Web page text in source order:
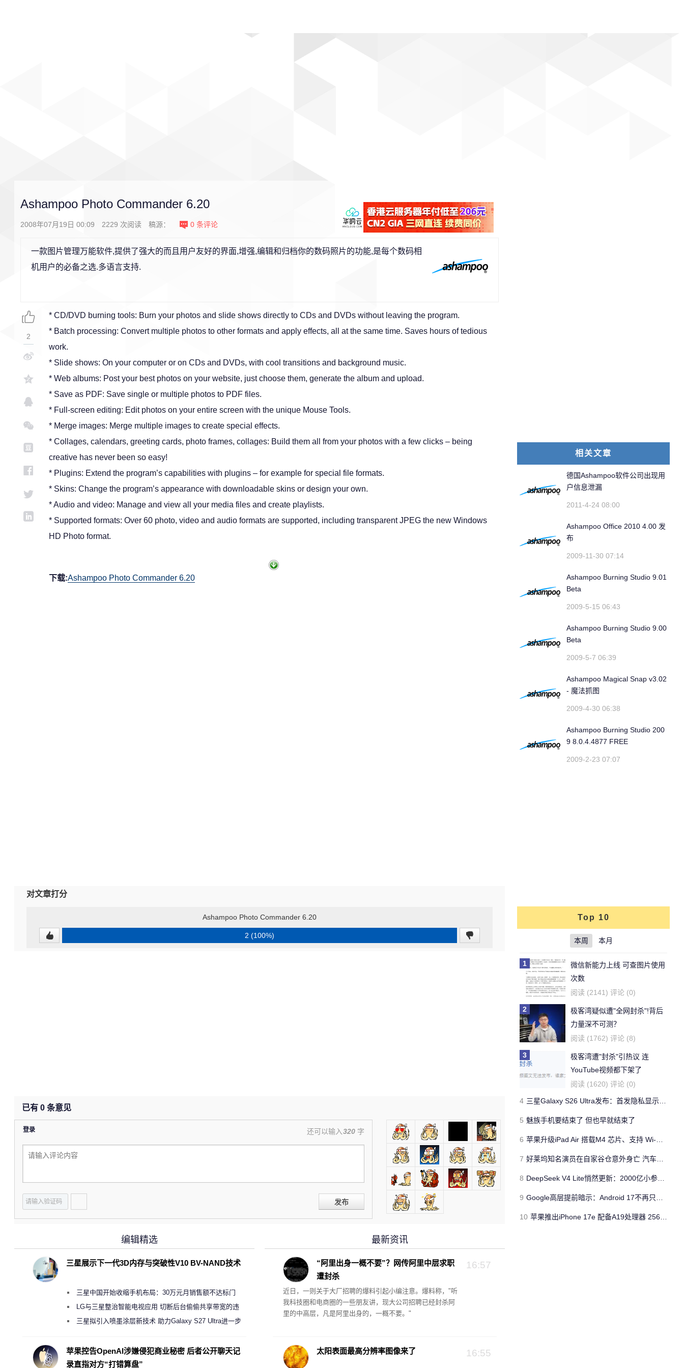
Ashampoo Photo Commander 6.20
2008年07月19日 00:09 2229 次阅读 稿源： 0 条评论
一款图片管理万能软件,提供了强大的而且用户友好的界面,增强,编辑和归档你的数码照片的功能,是每个数码相
机用户的必备之选.多语言支持.
* CD/DVD burning tools: Burn your photos and slide shows directly to CDs and DVDs without leaving the program.
* Batch processing: Convert multiple photos to other formats and apply effects, all at the same time. Saves hours of tedious
work.
* Slide shows: On your computer or on CDs and DVDs, with cool transitions and background music.
* Web albums: Post your best photos on your website, just choose them, generate the album and upload.
* Save as PDF: Save single or multiple photos to PDF files.
* Full-screen editing: Edit photos on your entire screen with the unique Mouse Tools.
* Merge images: Merge multiple images to create special effects.
* Collages, calendars, greeting cards, photo frames, collages: Build them all from your photos with a few clicks – being
creative has never been so easy!
* Plugins: Extend the program’s capabilities with plugins – for example for special file formats.
* Skins: Change the program’s appearance with downloadable skins or design your own.
* Audio and video: Manage and view all your media files and create playlists.
* Supported formats: Over 60 photo, video and audio formats are supported, including transparent JPEG the new Windows
HD Photo format.
下载:Ashampoo Photo Commander 6.20
2
对文章打分
Ashampoo Photo Commander 6.20
2 (100%)
已有 0 条意见
登录 还可以输入320 字
发布
最新资讯
16:57
“阿里出身一概不要”？网传阿里中层求职
遭封杀
近日，一则关于大厂招聘的爆料引起小编注意。爆料称，"听
我科技圈和电商圈的一些朋友讲，现大公司招聘已经封杀阿
里的中高层，凡是阿里出身的，一概不要。"
16:55
太阳表面最高分辨率图像来了
编辑精选
三星展示下一代3D内存与突破性V10 BV-NAND技术
三星中国开始收缩手机布局：30万元月销售额不达标门
店 将被逐步清退
LG与三星整治智能电视应用 切断后台偷偷共享带宽的违
规行为三星拟引入喷墨涂层新技术 助力Galaxy S27 Ultra进一步
苹果控告OpenAI涉嫌侵犯商业秘密 后者公开聊天记
录直指对方“打错算盘”
相关文章
德国Ashampoo软件公司出现用
户信息泄漏
2011-4-24 08:00
Ashampoo Office 2010 4.00 发
布
2009-11-30 07:14
Ashampoo Burning Studio 9.01
Beta
2009-5-15 06:43
Ashampoo Burning Studio 9.00
Beta
2009-5-7 06:39
Ashampoo Magical Snap v3.02
- 魔法抓图
2009-4-30 06:38
Ashampoo Burning Studio 200
9 8.0.4.4877 FREE
2009-2-23 07:07
Top 10
本周 本月
1
微信新能力上线 可查图片使用
次数
阅读 (2141) 评论 (0)
2
极客湾疑似遭"全网封杀"!背后
力量深不可测？
阅读 (1762) 评论 (8)
3
极客湾遭"封杀"引热议 连
YouTube视频都下架了
阅读 (1620) 评论 (0)
4 三星Galaxy S26 Ultra发布：首发隐私显示屏、骁龙 8 Elite Gen 5与60W闪充
5 魅族手机要结束了 但也早就结束了
6 苹果升级iPad Air 搭载M4 芯片、支持 Wi‑Fi 7 售价不变
7 好莱坞知名演员在自家谷仓意外身亡 汽车搭电时突然自燃
8 DeepSeek V4 Lite悄然更新：2000亿小参数性能逼近美国顶流
9 Google高层提前暗示：Android 17不再只是操作系统
10 苹果推出iPhone 17e 配备A19处理器 256GB容量起步 刘海屏依旧